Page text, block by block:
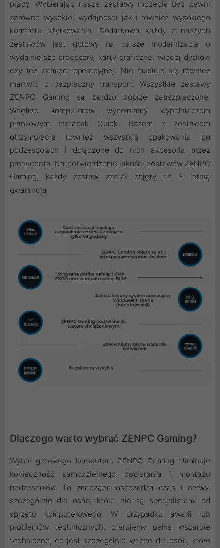
pracy. Wybierając nasze zestawy możecie być pewni
zarówno wysokiej wydajności jak i również wysokiego
komfortu użytkowania. Dodatkowo każdy z naszych
zestawów jest gotowy na dalsze modernizacje o
wydajniejsze procesory, karty graficzne, więcej dysków
czy też pamięci operacyjnej. Nie musicie się również
martwić o bezpieczny transport. Wszystkie zestawy
ZENPC Gaming są bardzo dobrze zabezpieczone.
Wnętrze komputerów wypełniamy wypełniaczem
piankowym Instapak Quick. Razem z zestawem
otrzymujecie również wszystkie opakowania po
podzespołach i dołączone do nich akcesoria przez
producenta. Na potwierdzenie jakości zestawów ZENPC
Gaming, każdy zestaw został objęty aż 3 letnią
gwarancją
Dlaczego warto wybrać ZENPC Gaming?
Wybór gotowego komputera ZENPC Gaming eliminuje
konieczność samodzielnego dobierania i montażu
podzespołów. To znacząco oszczędza czas i nerwy,
szczególnie dla osób, które nie są specjalistami od
sprzętu komputerowego. W przypadku awarii lub
problemów technicznych, oferujemy pełne wsparcie
techniczne, co jest szczególnie ważne dla osób, które